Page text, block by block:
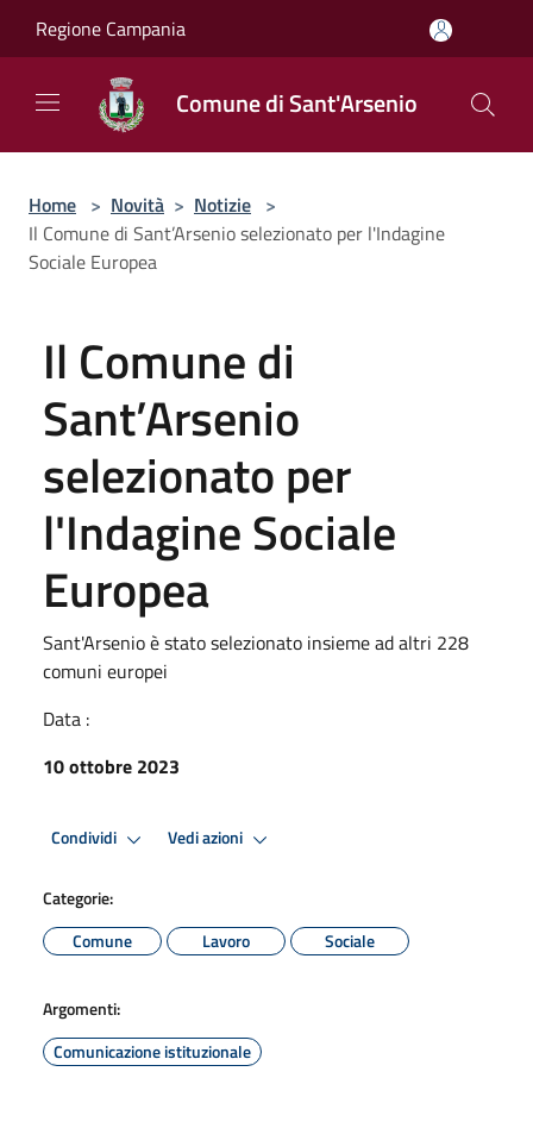
Regione Campania
Comune di Sant'Arsenio
Home > Novità > Notizie >
Il Comune di Sant’Arsenio selezionato per l'Indagine
Sociale Europea
Il Comune di
Sant’Arsenio
selezionato per
l'Indagine Sociale
Europea
Sant'Arsenio è stato selezionato insieme ad altri 228
comuni europei
Data :
10 ottobre 2023
Condividi Vedi azioni
Categorie:
Comune
Lavoro Sociale
Argomenti:
Comunicazione istituzionale